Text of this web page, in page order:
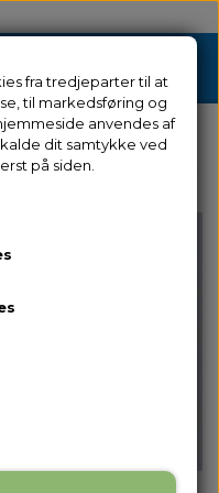
3 Pro
fra tredjeparter til at
til markedsføring og
anvendes af
dit samtykke ved
på siden.